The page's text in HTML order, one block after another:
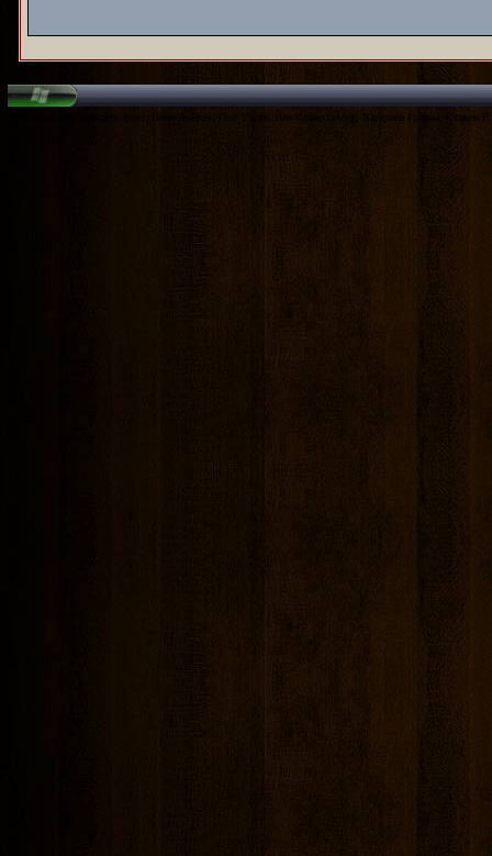
На сайте можно смотреть фото: Нина Добрев, Пол Уэсли, Йен Сомерхалдер, Катерина Грэхэм,